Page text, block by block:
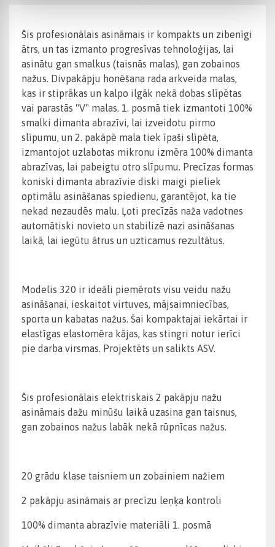
Šis profesionālais asināmais ir kompakts un zibenīgi
ātrs, un tas izmanto progresīvas tehnoloģijas, lai
asinātu gan smalkus (taisnās malas), gan zobainos
nažus. Divpakāpju honēšana rada arkveida malas,
kas ir stiprākas un kalpo ilgāk nekā dobas slīpētas
vai parastās "V" malas. 1. posmā tiek izmantoti 100%
smalki dimanta abrazīvi, lai izveidotu pirmo
slīpumu, un 2. pakāpē mala tiek īpaši slīpēta,
izmantojot uzlabotas mikronu izmēra 100% dimanta
abrazīvas, lai pabeigtu otro slīpumu. Precīzas formas
koniski dimanta abrazīvie diski maigi pieliek
optimālu asināšanas spiedienu, garantējot, ka tie
nekad nezaudēs malu. Ļoti precīzās naža vadotnes
automātiski novieto un stabilizē nazi asināšanas
laikā, lai iegūtu ātrus un uzticamus rezultātus.
Modelis 320 ir ideāli piemērots visu veidu nažu
asināšanai, ieskaitot virtuves, mājsaimniecības,
sporta un kabatas nažus. Šai kompaktajai iekārtai ir
elastīgas elastomēra kājas, kas stingri notur ierīci
pie darba virsmas. Projektēts un salikts ASV.
Šis profesionālais elektriskais 2 pakāpju nažu
asināmais dažu minūšu laikā uzasina gan taisnus,
gan zobainos nažus labāk nekā rūpnīcas nažus.
20 grādu klase taisniem un zobainiem nažiem
2 pakāpju asināmais ar precīzu leņķa kontroli
100% dimanta abrazīvie materiāli 1. posmā